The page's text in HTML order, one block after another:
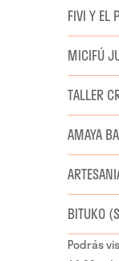
FIVI Y EL
MICIFÚ
TALLER
AMAYA
BITUKO
Podrás